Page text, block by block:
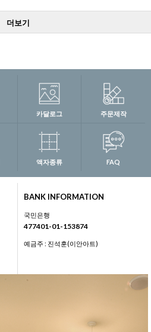
더보기
카달로그 주문제작
액자종류 FAQ
BANK INFORMATION
국민은행
477401-01-153874
예금주 : 진석훈(이안아트)